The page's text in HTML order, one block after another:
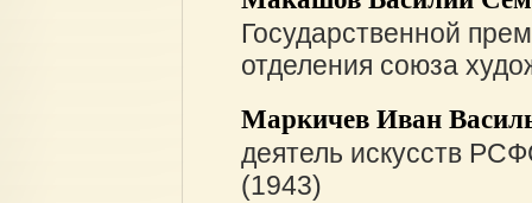
Государственной
отделения союза
Маркичев Иван
деятель искусств
(1943)